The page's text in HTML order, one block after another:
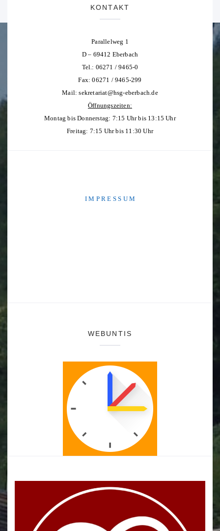
KONTAKT
Parallelweg 1
D – 69412 Eberbach
Tel.: 06271 / 9465-0
Fax: 06271 / 9465-299
Mail:sekretariat@hsg-eberbach.de
Öffnungszeiten:
Montag bis Donnerstag: 7:15 Uhr bis 13:15 Uhr
Freitag: 7:15 Uhr bis 11:30 Uhr
I M P R E S S U M
WEBUNTIS